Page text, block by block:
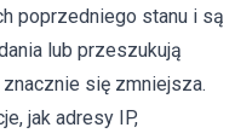
poprzedniego stanu i są
lub przeszukują
się zmniejsza.
jak adresy IP,